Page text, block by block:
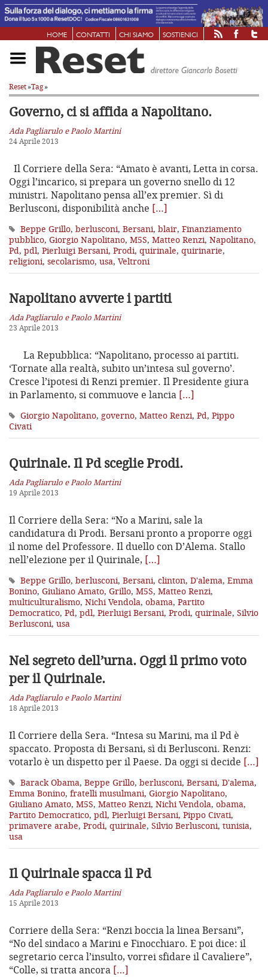
HOME CONTATTI CHI SIAMO SOSTIENICI
Reset»Tag»
Governo, ci si affida a Napolitano.
Ada Pagliarulo e Paolo Martini
24 Aprile 2013
Il Corriere della Sera: “Amato è avanti, Letta in corsa.
Oggi l’incarico, si prepara un governo snello di 12
ministri. Napolitano pensa all’ex premier. Sì di
Berlusconi, disponibilità anche […]
Beppe Grillo, berlusconi, Bersani, blair, Finanziamento
pubblico, Giorgio Napolitano, M5S, Matteo Renzi, Napolitano,
Pd, pdl, Pierluigi Bersani, Prodi, quirinale, quirinarie,
religioni, secolarismo, usa, Veltroni
Napolitano avverte i partiti
Ada Pagliarulo e Paolo Martini
23 Aprile 2013
La Repubblica: “Napolitano, processo ai partiti.
‘Tornate alla realtà, subito un’intesa sul governo’.
Cresce l’ipotesi di Renzi premier. Il Presidente giura
in Parlamento, si commuove e lancia […]
Giorgio Napolitano, governo, Matteo Renzi, Pd, Pippo
Civati
Quirinale. Il Pd sceglie Prodi.
Ada Pagliarulo e Paolo Martini
19 Aprile 2013
Il Corriere della Sera: “No a Marini, sale la
candidatura di Prodi. Bersani pronto a proporre oggi
il nome del Professore. Il duello con D’Alema. Stallo
nell’elezione per il Quirinale, […]
Beppe Grillo, berlusconi, Bersani, clinton, D'alema, Emma
Bonino, Giuliano Amato, Grillo, M5S, Matteo Renzi,
multiculturalismo, Nichi Vendola, obama, Partito
Democratico, Pd, pdl, Pierluigi Bersani, Prodi, quirinale, Silvio
Berlusconi, usa
Nel segreto dell’urna. Oggi il primo voto
per il Quirinale.
Ada Pagliarulo e Paolo Martini
18 Aprile 2013
Il Corriere della Sera. “Intesa su Marini, ma il Pd è
spaccato. Proposta di Bersani, sì di Berlusconi. Renzi:
votarlo è un dispetto per il Paese. Da oggi si decide […]
Barack Obama, Beppe Grillo, berlusconi, Bersani, D'alema,
Emma Bonino, fratelli musulmani, Giorgio Napolitano,
Giuliano Amato, M5S, Matteo Renzi, Nichi Vendola, obama,
Partito Democratico, pdl, Pierluigi Bersani, Pippo Civati,
primavere arabe, Prodi, quirinale, Silvio Berlusconi, tunisia,
usa
Il Quirinale spacca il Pd
Ada Pagliarulo e Paolo Martini
15 Aprile 2013
Corriere della Sera: “Renzi boccia la linea Bersani”,
“No del sindaco a Marini e Finocchiaro. E poi dice: il
segretario cerca l’insulto, vorrei sfidare il Cavaliere”,
“Colle, si tratta ancora […]